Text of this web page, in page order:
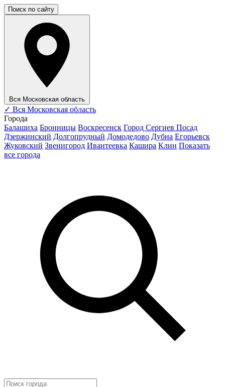
Поиск по сайту
Вся Московская область
✓ Вся Московская область
Города
Балашиха Бронницы Воскресенск Город Сергиев Посад
Дзержинский Долгопрудный Домодедово Дубна Егорьевск
Жуковский Звенигород Ивантеевка Кашира Клин Показать
все города